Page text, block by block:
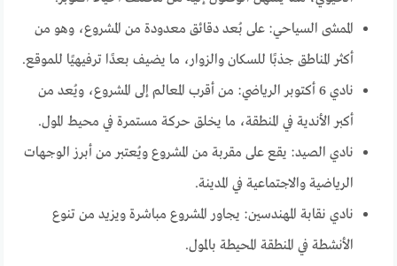
الممشى السياحي: على بُعد دقائق معدودة من المشروع، وهو من
أكثر المناطق جذبًا للسكان والزوار، ما يضيف بعدًا ترفيهيًا للموقع.
نادي 6 أكتوبر الرياضي: من أقرب المعالم إلى المشروع، ويُعد من
أكبر الأندية في المنطقة، ما يخلق حركة مستمرة في محيط المول.
نادي الصيد: يقع على مقربة من المشروع ويُعتبر من أبرز الوجهات
الرياضية والاجتماعية في المدينة.
نادي نقابة المهندسين: يجاور المشروع مباشرة ويزيد من تنوع
الأنشطة في المنطقة المحيطة بالمول.